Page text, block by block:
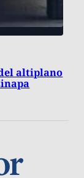
altiplano